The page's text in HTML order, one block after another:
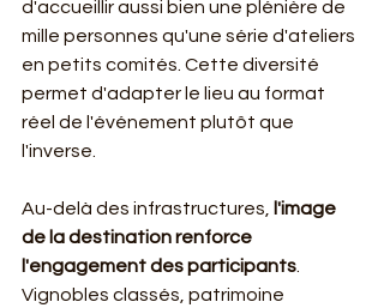
d'accueillir aussi bien une plénière de
mille personnes qu'une série d'ateliers
en petits comités. Cette diversité
permet d'adapter le lieu au format
réel de l'événement plutôt que
l'inverse.
Au-delà des infrastructures, l'image
de la destination renforce
l'engagement des participants.
Vignobles classés, patrimoine